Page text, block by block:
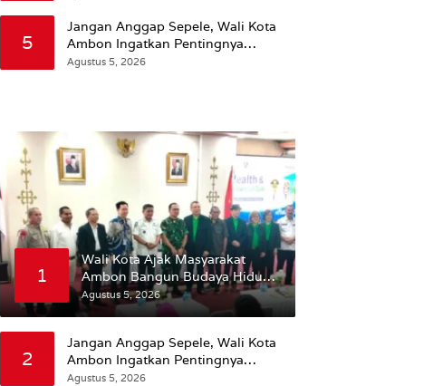
5
Jangan Anggap Sepele, Wali Kota
Ambon Ingatkan Pentingnya
Perencanaan Kesehatan
Agustus 5, 2026
1
Wali Kota Ajak Masyarakat
Ambon Bangun Budaya Hidup
Sehat
Agustus 5, 2026
2
Jangan Anggap Sepele, Wali Kota
Ambon Ingatkan Pentingnya
Perencanaan Kesehatan
Agustus 5, 2026